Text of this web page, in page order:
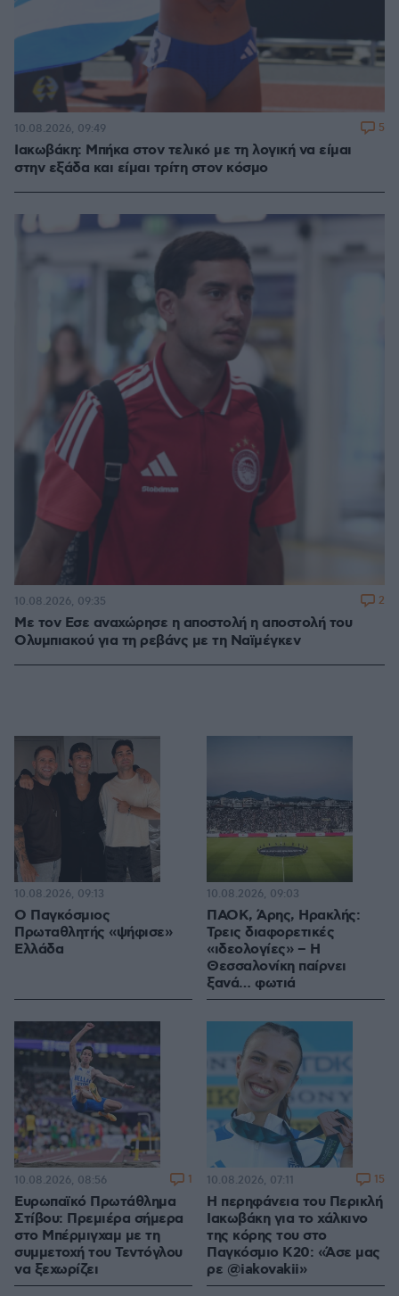
Ιακωβάκη: Μπήκα στον τελικό με τη λογική να είμαι
στην εξάδα και είμαι τρίτη στον κόσμο
10.08.2026, 09:49 5
Με τον Εσε αναχώρησε η αποστολή η αποστολή του
Ολυμπιακού για τη ρεβάνς με τη Ναϊμέγκεν
10.08.2026, 09:35 2
Ο Παγκόσμιος
Πρωταθλητής «ψήφισε»
Ελλάδα
10.08.2026, 09:13
ΠΑΟΚ, Άρης, Ηρακλής:
Τρεις διαφορετικές
«ιδεολογίες» – Η
Θεσσαλονίκη παίρνει
ξανά… φωτιά
10.08.2026, 09:03
Ευρωπαϊκό Πρωτάθλημα
Στίβου: Πρεμιέρα σήμερα
στο Μπέρμιγχαμ με τη
συμμετοχή του Τεντόγλου
να ξεχωρίζει
10.08.2026, 08:56 1
Η περηφάνεια του Περικλή
Ιακωβάκη για το χάλκινο
της κόρης του στο
Παγκόσμιο Κ20: «Άσε μας
ρε @iakovakii»
10.08.2026, 07:11 15